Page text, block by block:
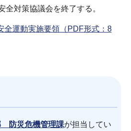
対策協議会を終了する。
全運動実施要領（PDF形式：8
防災危機管理課が担当してい